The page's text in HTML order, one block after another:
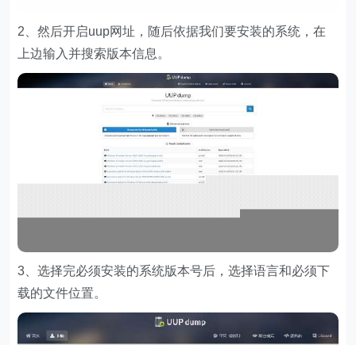
2、然后开启uup网址，随后依据我们要安装的系统，在
上边输入并搜索版本信息。
3、选择完必须安装的系统版本号后，选择语言和必须下
载的文件位置。